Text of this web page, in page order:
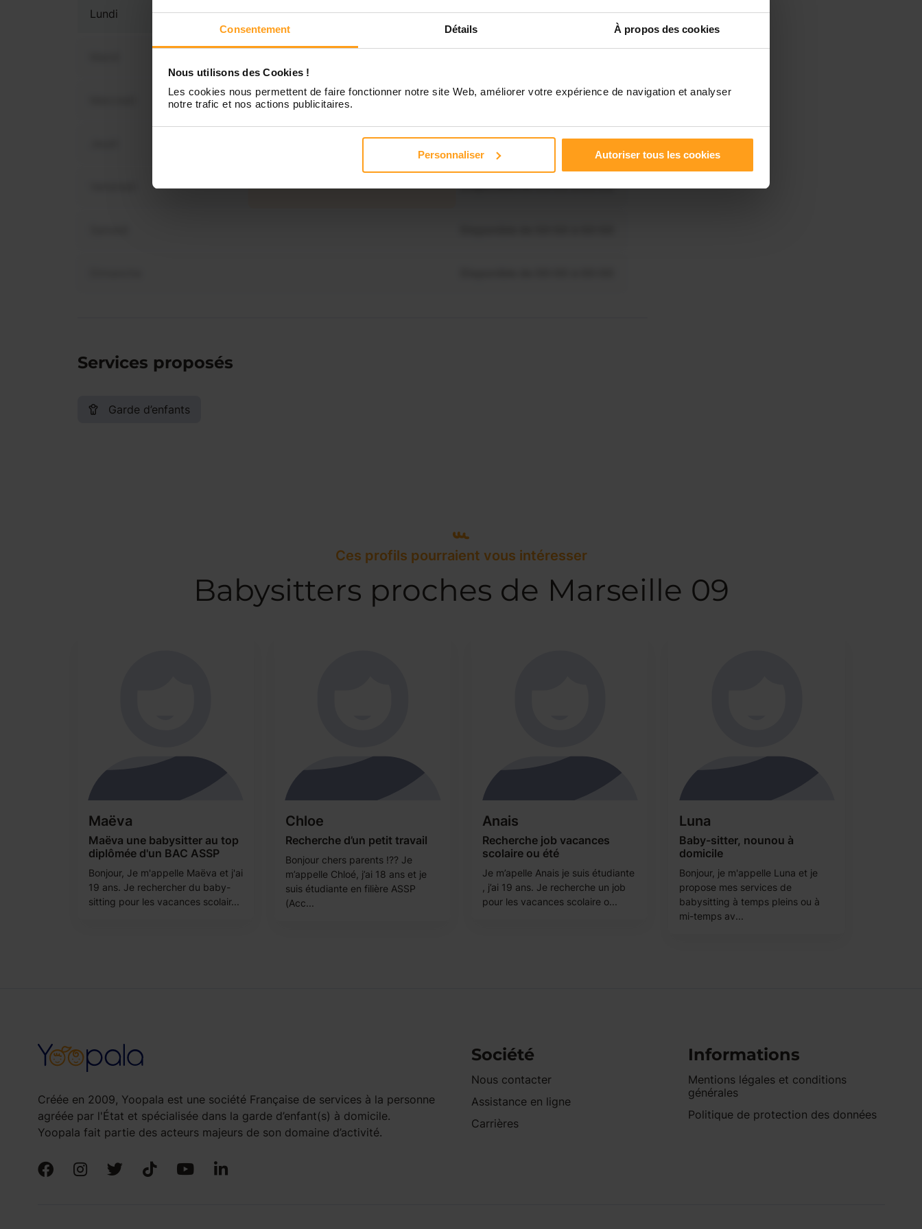
Consentement Détails À propos des cookies
Nous utilisons des Cookies !
Les cookies nous permettent de faire fonctionner notre site Web, améliorer votre expérience de navigation et analyser
notre trafic et nos actions publicitaires.
Personnaliser Autoriser tous les cookies
Lundi Indisponible
Disponible de 00:00 à 00:30
Disponible de 00:00 à 00:00
Disponible de 00:00 à 00:00
Vous souhaitez connaître les
disponibilités de Raphael ?
Contactez-nous
Services proposés
Garde d’enfants
Ces profils pourraient vous intéresser
Babysitters proches de Marseille 09
Maëva
Maëva une babysitter au top
diplômée d'un BAC ASSP
Bonjour, Je m'appelle Maëva et j'ai
19 ans. Je rechercher du baby-
sitting pour les vacances scolair...
Chloe
Recherche d’un petit travail
Bonjour chers parents !?? Je
m’appelle Chloé, j’ai 18 ans et je
suis étudiante en filière ASSP
(Acc...
Anais
Recherche job vacances
scolaire ou été
Je m’apelle Anais je suis étudiante
, j’ai 19 ans. Je recherche un job
pour les vacances scolaire o...
Luna
Baby-sitter, nounou à
domicile
Bonjour, je m'appelle Luna et je
propose mes services de
babysitting à temps pleins ou à
mi-temps av...
Créée en 2009, Yoopala est une société Française de services à la personne
agréée par l'État et spécialisée dans la garde d’enfant(s) à domicile.
Yoopala fait partie des acteurs majeurs de son domaine d’activité.
Société
Nous contacter
Assistance en ligne
Carrières
Informations
Mentions légales et conditions
générales
Politique de protection des données